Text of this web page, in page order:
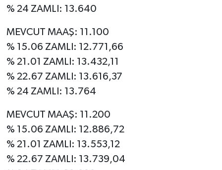
% 24 ZAMLI: 13.640
MEVCUT MAAŞ: 11.100
% 15.06 ZAMLI: 12.771,66
% 21.01 ZAMLI: 13.432,11
% 22.67 ZAMLI: 13.616,37
% 24 ZAMLI: 13.764
MEVCUT MAAŞ: 11.200
% 15.06 ZAMLI: 12.886,72
% 21.01 ZAMLI: 13.553,12
% 22.67 ZAMLI: 13.739,04